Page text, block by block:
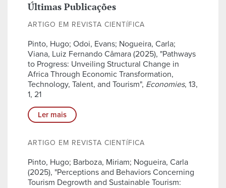
Últimas Publicações
ARTIGO EM REVISTA CIENTÍFICA
Pinto, Hugo; Odoi, Evans; Nogueira, Carla;
Viana, Luiz Fernando Câmara (2025), "Pathways
to Progress: Unveiling Structural Change in
Africa Through Economic Transformation,
Technology, Talent, and Tourism", Economies, 13,
1, 21
Ler mais
ARTIGO EM REVISTA CIENTÍFICA
Pinto, Hugo; Barboza, Miriam; Nogueira, Carla
(2025), "Perceptions and Behaviors Concerning
Tourism Degrowth and Sustainable Tourism: